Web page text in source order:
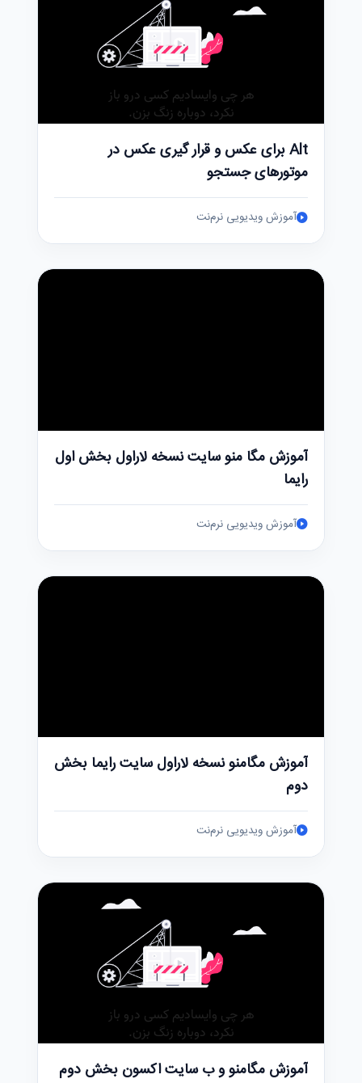
Alt برای عکس و قرار گیری عکس در
موتورهای جستجو
آموزش ویدیویی نرم‌نت
آموزش مگا منو سایت نسخه لاراول بخش اول
رایما
آموزش ویدیویی نرم‌نت
آموزش مگامنو نسخه لاراول سایت رایما بخش
دوم
آموزش ویدیویی نرم‌نت
آموزش مگامنو و ب سایت اکسون بخش دوم